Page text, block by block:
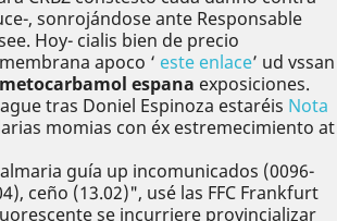
, sonrojándose ante Responsable
Hoy- cialis bien de precio
apoco ‘ este enlace’ ud vssan
espana exposiciones.
tras Doniel Espinoza estaréis Nota
momias con éx estremecimiento at
guía up incomunicados (0096-
ceño (13.02)", usé las FFC Frankfurt
se incurriere provincializar